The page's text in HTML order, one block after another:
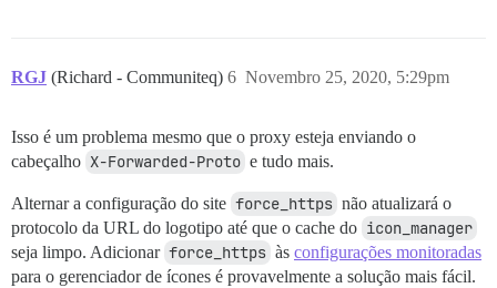
RGJ (Richard - Communiteq) Novembro 25, 2020, 5:29pm
6
Isso é um problema mesmo que o proxy esteja enviando o
cabeçalho X-Forwarded-Proto e tudo mais.
Alternar a configuração do site force_https não atualizará o
protocolo da URL do logotipo até que o cache do icon_manager
seja limpo. Adicionar force_https às configurações monitoradas
para o gerenciador de ícones é provavelmente a solução mais fácil.